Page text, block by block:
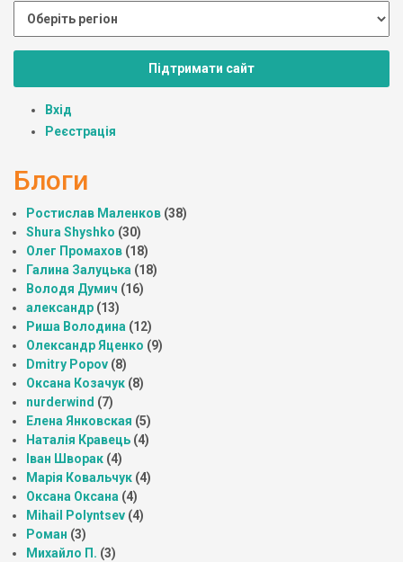
Підтримати сайт
Вхід
Реєстрація
Блоги
Ростислав Маленков (38)
Shura Shyshko (30)
Олег Промахов (18)
Галина Залуцька (18)
Володя Думич (16)
александр (13)
Риша Володина (12)
Олександр Яценко (9)
Dmitry Popov (8)
Оксана Козачук (8)
nurderwind (7)
Елена Янковская (5)
Наталія Кравець (4)
Іван Шворак (4)
Марія Ковальчук (4)
Оксана Оксана (4)
Mihail Polyntsev (4)
Роман (3)
Михайло П. (3)